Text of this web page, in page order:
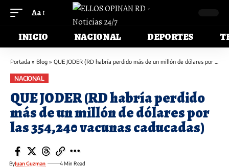
Aa
INICIO NACIONAL DEPORTES
Portada » Blog » QUE JODER (RD habría perdido más de un millón de dólares por las 354,240 vacunas caducadas)
NACIONAL
QUE JODER (RD habría perdido
más de un millón de dólares por
las 354,240 vacunas caducadas)
ByJuan Guzman 4 Min Read